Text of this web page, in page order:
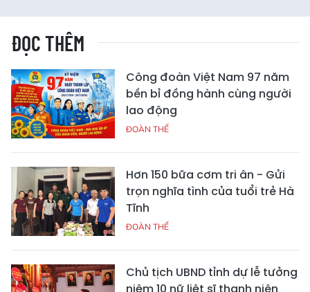
ĐỌC THÊM
Công đoàn Việt Nam 97 năm
bền bỉ đồng hành cùng người
lao động
ĐOÀN THỂ
Hơn 150 bữa cơm tri ân - Gửi
trọn nghĩa tình của tuổi trẻ Hà
Tĩnh
ĐOÀN THỂ
Chủ tịch UBND tỉnh dự lễ tưởng